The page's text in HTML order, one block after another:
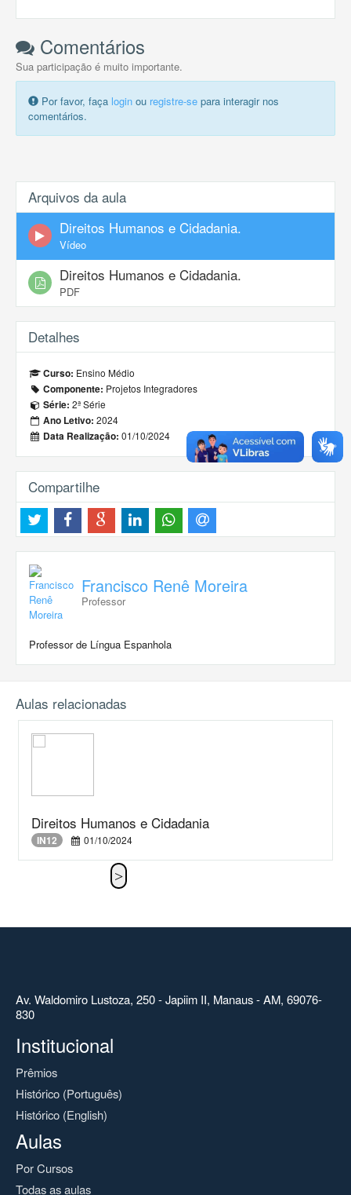
Comentários
Sua participação é muito importante.
Por favor, faça login ou registre-se para interagir nos
comentários.
Arquivos da aula
Direitos Humanos e Cidadania.
Vídeo
Direitos Humanos e Cidadania.
PDF
Detalhes
Curso: Ensino Médio
Componente: Projetos Integradores
Série: 2ª Série
Ano Letivo: 2024
Data Realização: 01/10/2024
Compartilhe
Francisco Renê Moreira
Professor
Professor de Língua Espanhola
Aulas relacionadas
Direitos Humanos e Cidadania
IN12 01/10/2024
Av. Waldomiro Lustoza, 250 - Japiim II, Manaus - AM, 69076-
830
Institucional
Prêmios
Histórico (Português)
Histórico (English)
Aulas
Por Cursos
Todas as aulas